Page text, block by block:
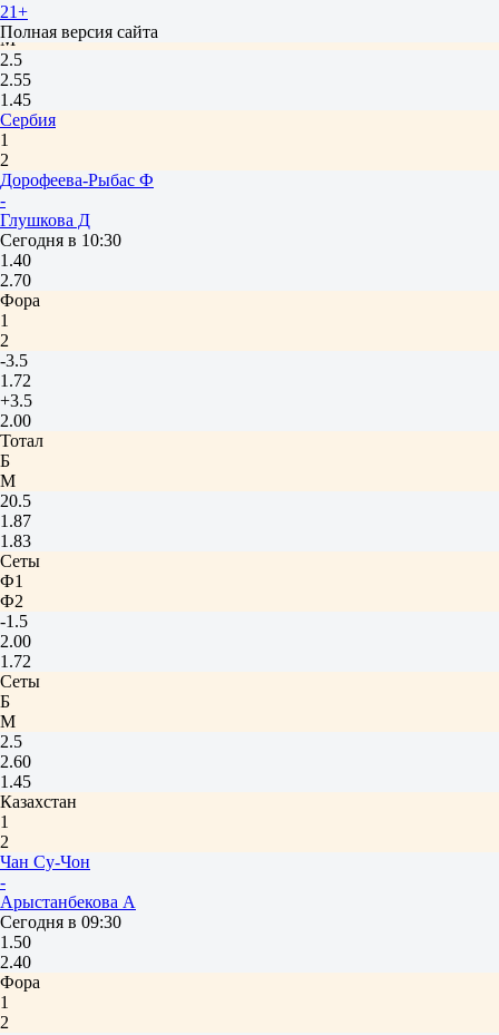
Б
М
2.5
2.55
1.45
Сербия
1
2
Дорофеева-Рыбас Ф
-
Глушкова Д
Сегодня в 10:30
1.40
2.70
Фора
1
2
-3.5
1.72
+3.5
2.00
Тотал
Б
М
20.5
1.87
1.83
Сеты
Ф1
Ф2
-1.5
2.00
1.72
Сеты
Б
М
2.5
2.60
1.45
Казахстан
1
2
Чан Су-Чон
-
Арыстанбекова А
Сегодня в 09:30
1.50
2.40
Фора
1
2
21+
Полная версия сайта